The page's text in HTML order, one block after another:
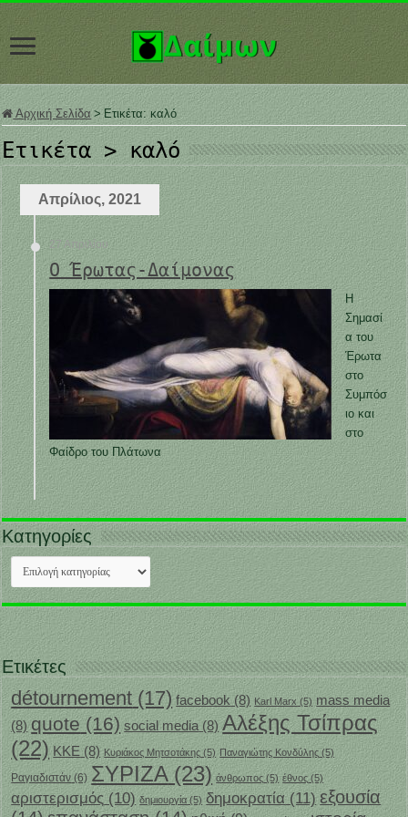
Αρχική Σελίδα > Ετικέτα:καλό
Ετικέτα > καλό
Απρίλιος, 2021
27 Απριλίου
Ο Έρωτας-Δαίμονας
Η
Σημασί
α του
Έρωτα
στο
Συμπόσ
ιο και
στο
Φαίδρο του Πλάτωνα
Κατηγορίες
Κατηγορίες
Ετικέτες
détournement(17) facebook(8) Karl Marx (5) mass media
(8) quote(16) social media (8) Αλέξης Τσίπρας
(22) ΚΚΕ(8) Κυριάκος Μητσοτάκης (5) Παναγιώτης Κονδύλης (5)
Ραγιαδιστάν (6) ΣΥΡΙΖΑ(23) άνθρωπος(5) έθνος (5)
αριστερισμός(10) δημιουργία(5) δημοκρατία(11) εξουσία